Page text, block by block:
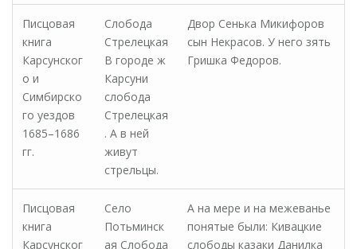
Писцовая
книга
Карсунског
о и
Симбирско
го уездов
1685–1686
гг.
Слобода
Стрелецкая
В городе ж
Карсуни
слобода
Стрелецкая
. А в ней
живут
стрельцы.
Двор Сенька Микифоров
сын Некрасов. У него зять
Гришка Федоров.
Писцовая
книга
Карсунског
Село
Потьминск
ая Слобода
А на мере и на межеванье
понятые были: Кивацкие
слободы казаки Данилка